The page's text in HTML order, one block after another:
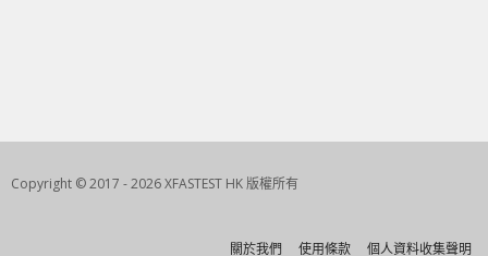
Copyright © 2017 - 2026 XFASTEST HK 版權所有
關於我們 使用條款 個人資料收集聲明